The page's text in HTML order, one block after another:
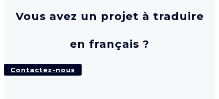
Vous avez un projet à traduire
en français ?
Contactez-nous